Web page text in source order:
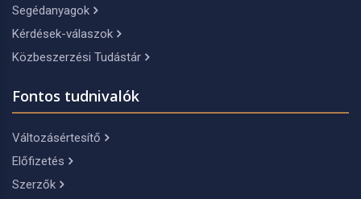
Segédanyagok
Kérdések-válaszok
Közbeszerzési Tudástár
Fontos tudnivalók
Változásértesítő
Előfizetés
Szerzők